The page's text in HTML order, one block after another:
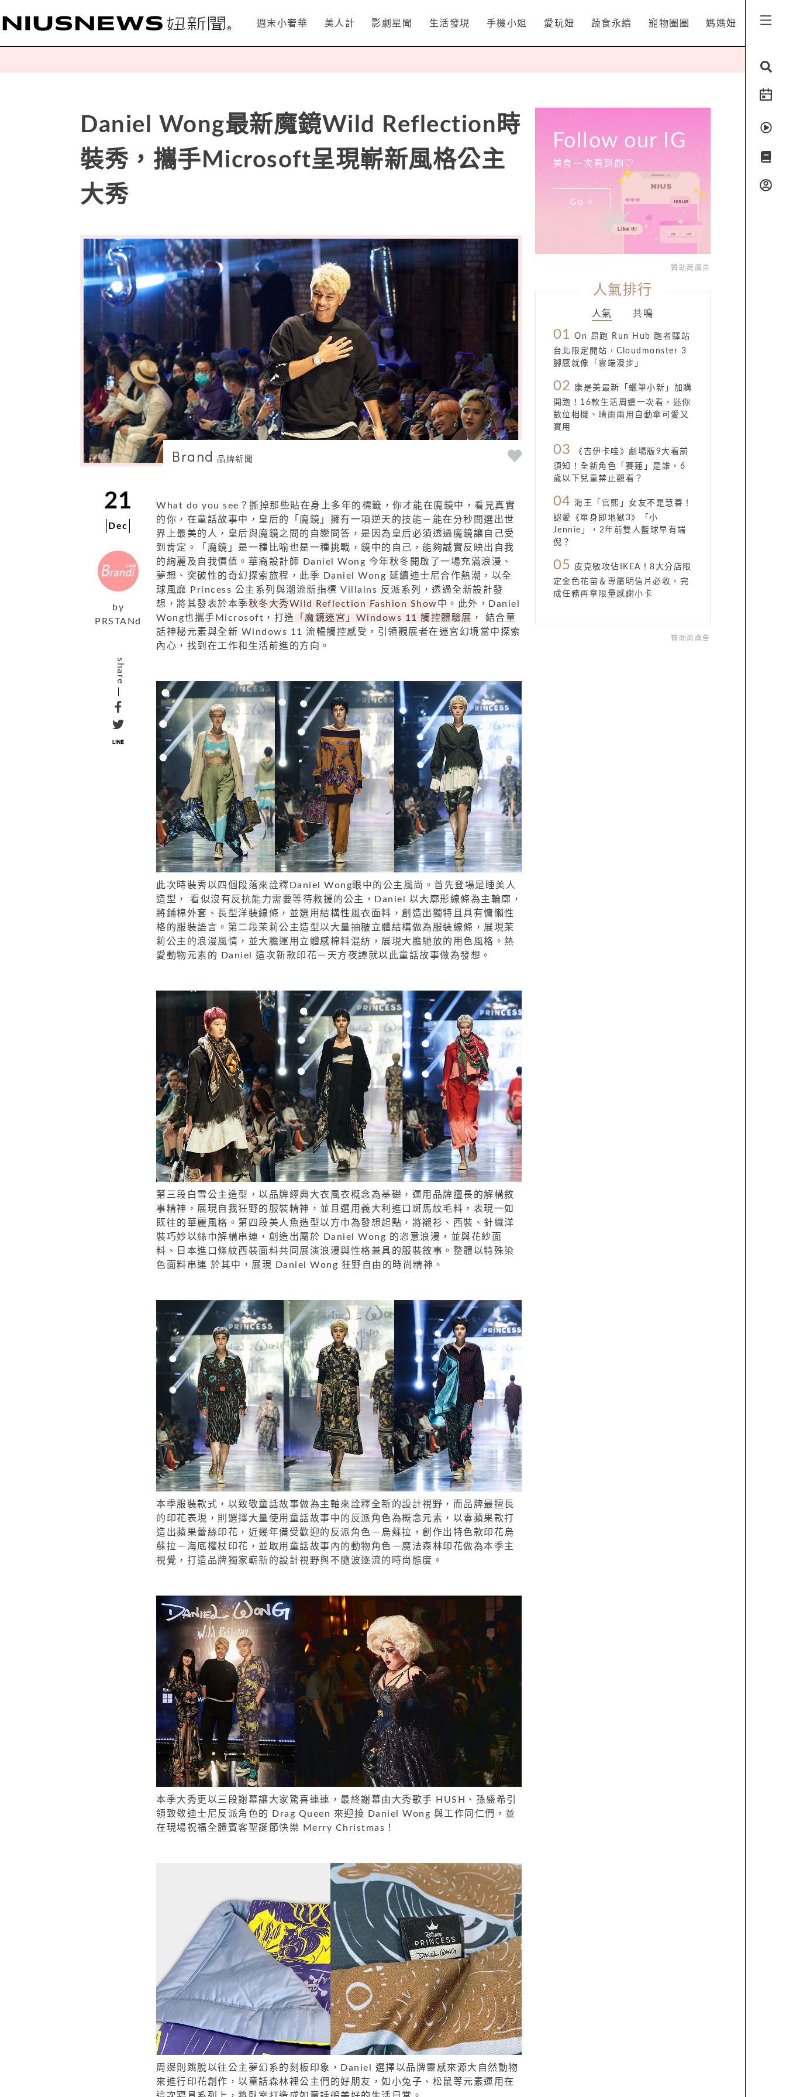
週末小奢華 美人計 影劇星聞 生活發現 手機小姐 愛玩妞 蔬食永續 寵物圈圈 媽媽妞
Daniel Wong最新魔鏡Wild Reflection時
裝秀，攜手Microsoft呈現嶄新風格公主
大秀
Brand 品牌新聞
21
Dec
by
PRSTANd
share
What do you see？撕掉那些貼在身上多年的標籤，你才能在魔鏡中，看見真實
的你，在童話故事中，皇后的「魔鏡」擁有一項逆天的技能－能在分秒間選出世
界上最美的人，皇后與魔鏡之間的自戀問答，是因為皇后必須透過魔鏡讓自己受
到肯定。「魔鏡」是一種比喻也是一種挑戰，鏡中的自己，能夠誠實反映出自我
的絢麗及自我價值。華裔設計師 Daniel Wong 今年秋冬開啟了一場充滿浪漫、
夢想、突破性的奇幻探索旅程，此季 Daniel Wong 延續迪士尼合作熱潮，以全
球風靡 Princess 公主系列與潮流新指標 Villains 反派系列，透過全新設計發
想，將其發表於本季秋冬大秀Wild Reflection Fashion Show中。此外，Daniel
Wong也攜手Microsoft，打造
「魔鏡迷宮」Windows 11 觸控體驗展 ， 結合童
話神秘元素與全新 Windows 11 流暢觸控感受，引領觀展者在迷宮幻境當中探索
內心，找到在工作和生活前進的方向。
此次時裝秀以四個段落來詮釋Daniel Wong眼中的公主風尚。首先登場是睡美人
造型， 看似沒有反抗能力需要等待救援的公主，Daniel 以大廓形線條為主輪廓，
將鋪棉外套、長型洋裝線條，並選用結構性風衣面料，創造出獨特且具有慵懶性
格的服裝語言。第二段茉莉公主造型以大量抽皺立體結構做為服裝線條，展現茉
莉公主的浪漫風情，並大膽運用立體感棉料混紡，展現大膽馳放的用色風格。熱
愛動物元素的 Daniel 這次新款印花－天方夜譚就以此童話故事做為發想。
第三段白雪公主造型，以品牌經典大衣風衣概念為基礎，運用品牌擅長的解構敘
事精神，展現自我狂野的服裝精神，並且選用義大利進口斑馬紋毛料，表現一如
既往的華麗風格。第四段美人魚造型以方巾為發想起點，將襯衫、西裝、針織洋
裝巧妙以絲巾解構串連，創造出屬於 Daniel Wong 的恣意浪漫，並與花紗面
料、日本進口條紋西裝面料共同展演浪漫與性格兼具的服裝敘事。整體以特殊染
色面料串連 於其中，展現 Daniel Wong 狂野自由的時尚精神。
本季服裝款式，以致敬童話故事做為主軸來詮釋全新的設計視野，而品牌最擅長
的印花表現，則選擇大量使用童話故事中的反派角色為概念元素，以毒蘋果款打
造出蘋果蕾絲印花，近幾年備受歡迎的反派角色－烏蘇拉，創作出特色款印花烏
蘇拉－海底權杖印花，並取用童話故事內的動物角色－魔法森林印花做為本季主
視覺，打造品牌獨家嶄新的設計視野與不隨波逐流的時尚態度。
本季大秀更以三段謝幕讓大家驚喜連連，最終謝幕由大秀歌手 HUSH、孫盛希引
領致敬迪士尼反派角色的 Drag Queen 來迎接 Daniel Wong 與工作同仁們，並
在現場祝福全體賓客聖誕節快樂 Merry Christmas！
周邊則跳脫以往公主夢幻系的刻板印象，Daniel 選擇以品牌靈感來源大自然動物
來進行印花創作，以童話森林裡公主們的好朋友，如小兔子、松鼠等元素運用在
Follow our IG
美食一次看到飽♡
Go >
贊助商廣告
人氣排行
人氣 共鳴
01 On 昂跑 Run Hub 跑者驛站
台北限定開站，Cloudmonster 3
腳感就像「雲端漫步」
02
康是美最新「蠟筆小新」加購
開跑！16款生活周邊一次看，迷你
數位相機、晴雨兩用自動傘可愛又
實用
03
《吉伊卡哇》劇場版9大看前
須知！全新角色「賽蓮」是誰，6
歲以下兒童禁止觀看？
04 海王「官熙」女友不是慧善！
認愛《單身即地獄3》「小
Jennie」，2年前雙人籃球早有端
倪？
05
皮克敏攻佔IKEA！8大分店限
定金色花苗＆專屬明信片必收，完
成任務再拿限量感謝小卡
贊助商廣告